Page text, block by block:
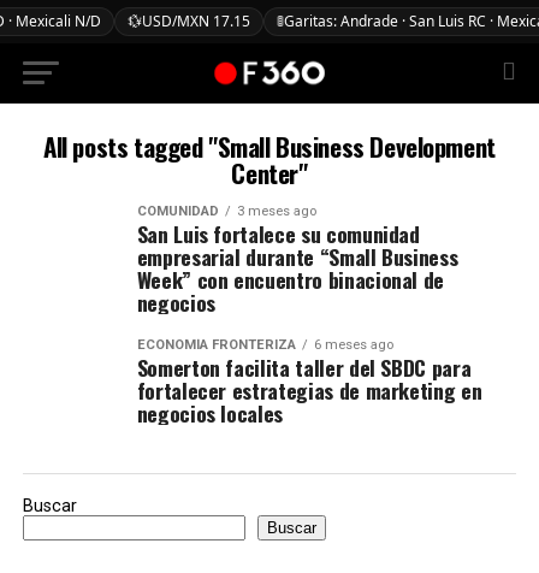
· Mexicali N/D 💱USD/MXN 17.15 🚦Garitas: Andrade · San Luis RC ·
All posts tagged "Small Business Development
Center"
COMUNIDAD 3 meses ago
San Luis fortalece su comunidad
empresarial durante “Small Business
Week” con encuentro binacional de
negocios
ECONOMÍA FRONTERIZA 6 meses ago
Somerton facilita taller del SBDC para
fortalecer estrategias de marketing en
negocios locales
Buscar
Buscar